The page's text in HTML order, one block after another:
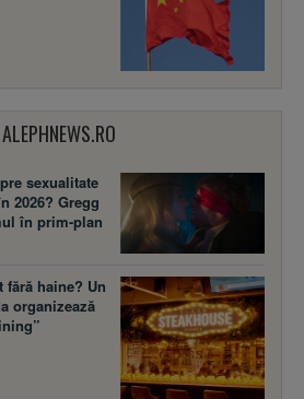
ALEPHNEWS.RO
sexualitate
2026? Gregg
în prim-plan
fără haine? Un
organizează